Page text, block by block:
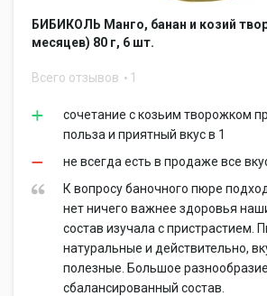
БИБИКОЛЬ Манго, банан и козий
месяцев) 80 г, 6 шт.
Всего отзывов 1
сочетание с козьим творожком
польза и приятный вкус в 1
не всегда есть в продаже все
К вопросу баночного пюре
нет ничего важнее здоровья
состав изучала с пристрастием.
натуральные и действительно,
полезные. Большое
сбалансированный состав.